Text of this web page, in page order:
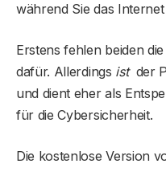
während Sie das
Erstens fehlen beiden
dafür. Allerdings ist der
und dient eher als
für die Cybersicherheit.
Die kostenlose Version